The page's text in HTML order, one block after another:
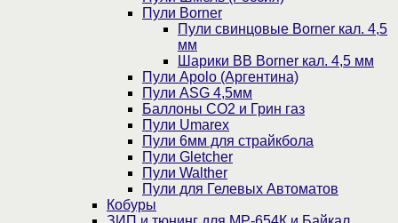
Пули Borner
Пули свинцовые Borner кал. 4,5
мм
Шарики BB Borner кал. 4,5 мм
Пули Apolo (Аргентина)
Пули ASG 4,5мм
Баллоны CO2 и Грин газ
Пули Umarex
Пули 6мм для страйкбола
Пули Gletcher
Пули Walther
Пули для Гелевых Автоматов
Кобуры